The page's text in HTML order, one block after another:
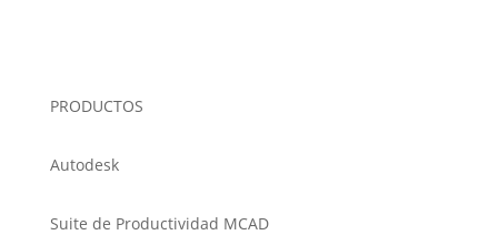
PRODUCTOS
Autodesk
Suite de Productividad MCAD